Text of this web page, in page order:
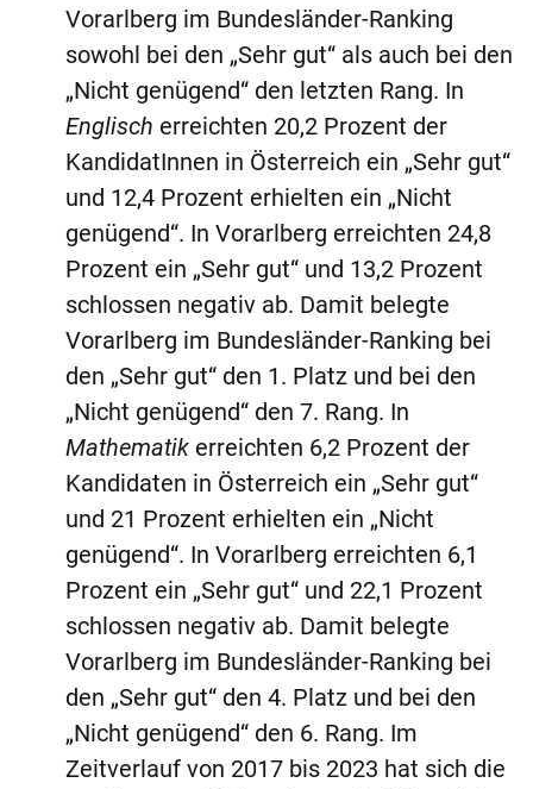
Vorarlberg im Bundesländer-Ranking
sowohl bei den „Sehr gut“ als auch bei den
„Nicht genügend“ den letzten Rang. In
Englisch erreichten 20,2 Prozent der
KandidatInnen in Österreich ein „Sehr gut“
und 12,4 Prozent erhielten ein „Nicht
genügend“. In Vorarlberg erreichten 24,8
Prozent ein „Sehr gut“ und 13,2 Prozent
schlossen negativ ab. Damit belegte
Vorarlberg im Bundesländer-Ranking bei
den „Sehr gut“ den 1. Platz und bei den
„Nicht genügend“ den 7. Rang. In
Mathematik erreichten 6,2 Prozent der
Kandidaten in Österreich ein „Sehr gut“
und 21 Prozent erhielten ein „Nicht
genügend“. In Vorarlberg erreichten 6,1
Prozent ein „Sehr gut“ und 22,1 Prozent
schlossen negativ ab. Damit belegte
Vorarlberg im Bundesländer-Ranking bei
den „Sehr gut“ den 4. Platz und bei den
„Nicht genügend“ den 6. Rang. Im
Zeitverlauf von 2017 bis 2023 hat sich die